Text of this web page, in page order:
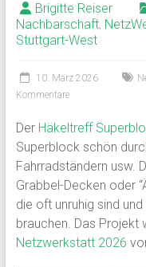
Brigitte Reiser
Nachbarschaft,
Stuttgart-West
10. März 2026
Kommentare
Der Häkeltreff
Superblock schön
Fahrradständern usw.
Grabbel-Decken oder
die oft unruhig sind und
brauchen. Das Projekt
Netzwerkstatt 2026